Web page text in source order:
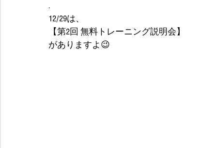
.
12/29は、
【第2回 無料トレーニング説明会】
がありますよ😉